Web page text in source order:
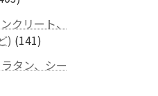
品
の
商
品
クリート、
) 141141
の
タン、シー